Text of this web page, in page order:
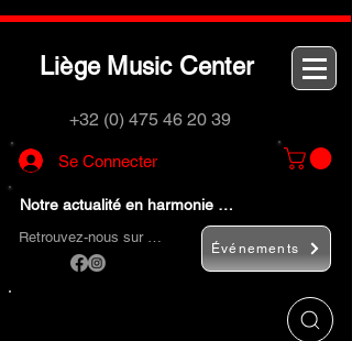
Liège M usic Center
+32 (0) 475 46 20 39
Se Connecter
Notre actualité en harmonie …
Retrouvez-nous sur …
Événements